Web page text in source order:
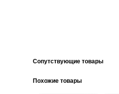
Cопутствующие товары
Похожие товары